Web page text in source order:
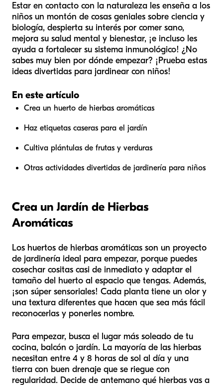
Estar en contacto con la naturaleza les enseña a los
niños un montón de cosas geniales sobre ciencia y
biología, despierta su interés por comer sano,
mejora su salud mental y bienestar, ¡e incluso les
ayuda a fortalecer su sistema inmunológico! ¿No
sabes muy bien por dónde empezar? ¡Prueba estas
ideas divertidas para jardinear con niños!
En este artículo
Crea un huerto de hierbas aromáticas
Haz etiquetas caseras para el jardín
Cultiva plántulas de frutas y verduras
Otras actividades divertidas de jardinería para niños
Crea un Jardín de Hierbas
Aromáticas
Los huertos de hierbas aromáticas son un proyecto
de jardinería ideal para empezar, porque puedes
cosechar cositas casi de inmediato y adaptar el
tamaño del huerto al espacio que tengas. Además,
¡son súper sensoriales! Cada planta tiene un olor y
una textura diferentes que hacen que sea más fácil
reconocerlas y ponerles nombre.
Para empezar, busca el lugar más soleado de tu
cocina, balcón o jardín. La mayoría de las hierbas
necesitan entre 4 y 8 horas de sol al día y una
tierra con buen drenaje que se riegue con
regularidad. Decide de antemano qué hierbas vas a